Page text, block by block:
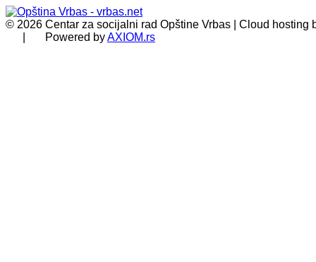
© 2026 Centar za socijalni rad Opštine Vrbas | Cloud hosting
| Powered byAXIOM.rs